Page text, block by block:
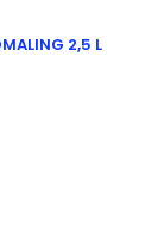
2,5 L